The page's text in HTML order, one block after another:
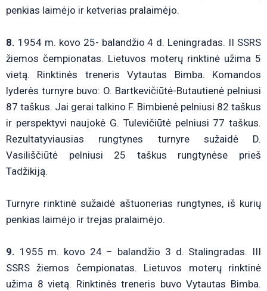
penkias laimėjo ir ketverias pralaimėjo.
8. 1954 m. kovo 25- balandžio 4 d. Leningradas. II SSRS
žiemos čempionatas. Lietuvos moterų rinktinė užima 5
vietą. Rinktinės treneris Vytautas Bimba. Komandos
lyderės turnyre buvo: O. Bartkevičiūtė-Butautienė pelniusi
87 taškus. Jai gerai talkino F. Bimbienė pelniusi 82 taškus
ir perspektyvi naujokė G. Tulevičiūtė pelniusi 77 taškus.
Rezultatyviausias rungtynes turnyre sužaidė D.
Vasiliščiūtė pelniusi 25 taškus rungtynėse prieš
Tadžikiją.
Turnyre rinktinė sužaidė aštuonerias rungtynes, iš kurių
penkias laimėjo ir trejas pralaimėjo.
9. 1955 m. kovo 24 – balandžio 3 d. Stalingradas. III
SSRS žiemos čempionatas. Lietuvos moterų rinktinė
užima 8 vietą. Rinktinės treneris buvo Vytautas Bimba.